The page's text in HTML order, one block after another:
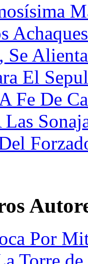
Se Alienta
El
Fe De
Por